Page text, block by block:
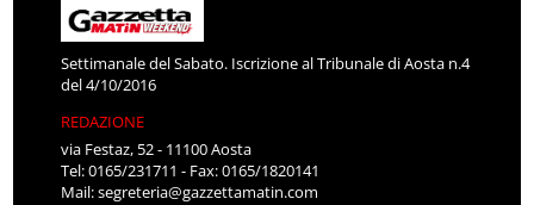
Settimanale del Sabato. Iscrizione al Tribunale di Aosta n.4
del 4/10/2016
REDAZIONE
via Festaz, 52 - 11100 Aosta
Tel: 0165/231711 - Fax: 0165/1820141
Mail:segreteria@gazzettamatin.com